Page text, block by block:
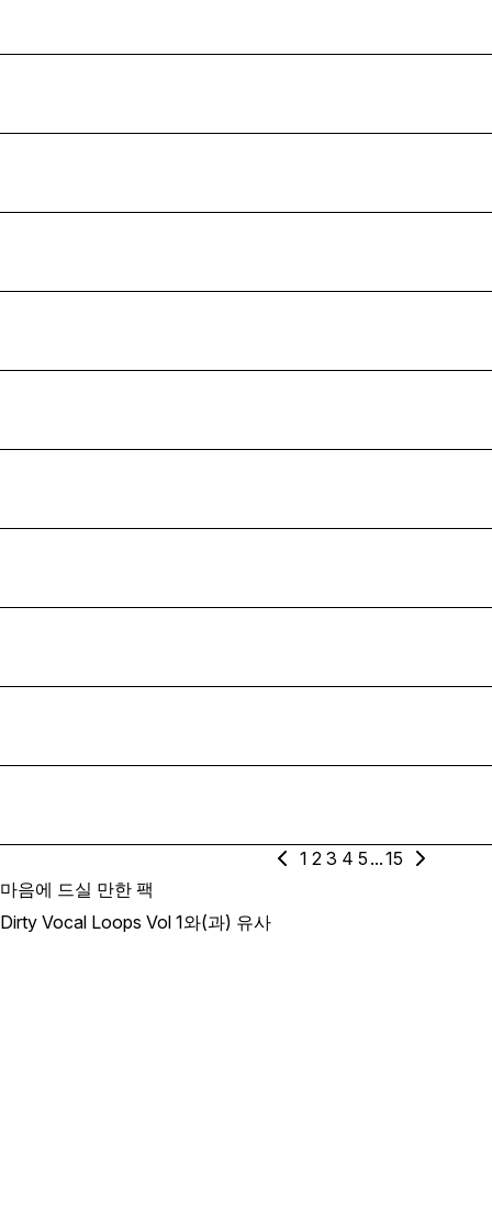
1 2 3 4 5 ...15
마음에 드실 만한 팩
Dirty Vocal Loops Vol 1와(과) 유사